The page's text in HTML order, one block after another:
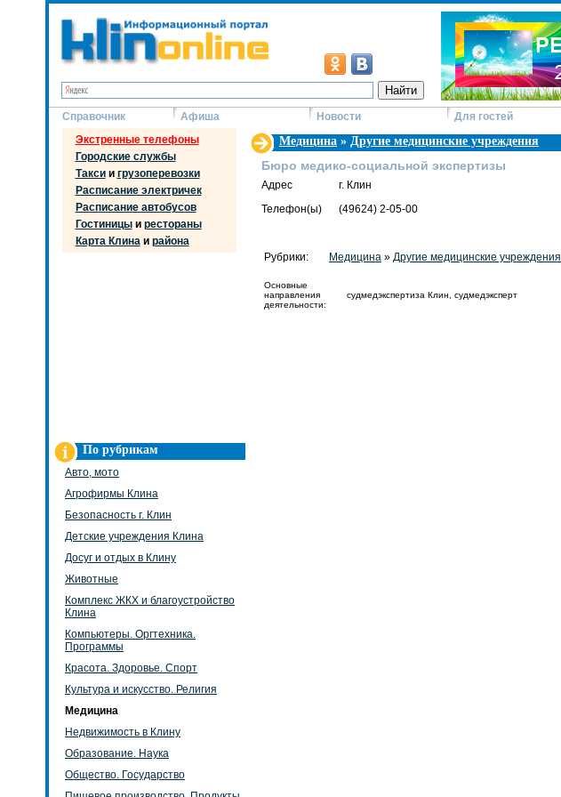
Справочник Афиша Новости Для гостей
Экстренные телефоны
Городские службы
Таксии грузоперевозки
Расписание электричек
Расписание автобусов
Гостиницыи рестораны
Карта Клинаи района
По рубрикам
Авто, мото
Агрофирмы Клина
Безопасность г. Клин
Детские учреждения Клина
Досуг и отдых в Клину
Животные
Комплекс ЖКХ и благоустройство
Клина
Компьютеры. Оргтехника.
Программы
Красота. Здоровье. Спорт
Культура и искусство. Религия
Медицина
Недвижимость в Клину
Образование. Наука
Общество. Государство
Медицина » Другие медицинские учреждения
Бюро медико-социальной экспертизы
Адрес
г. Клин
Телефон(ы)
(49624) 2-05-00
Рубрики: Медицина » Другие медицинские учреждения
Основные
направления
деятельности:
судмедэкспертиза Клин, судмедэксперт